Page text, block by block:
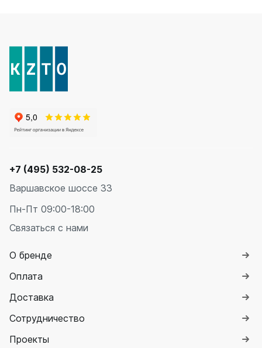
+7 (495) 532-08-25
Варшавское шоссе 33
Пн-Пт 09:00-18:00
Связаться с нами
О бренде
Оплата
Доставка
Сотрудничество
Проекты